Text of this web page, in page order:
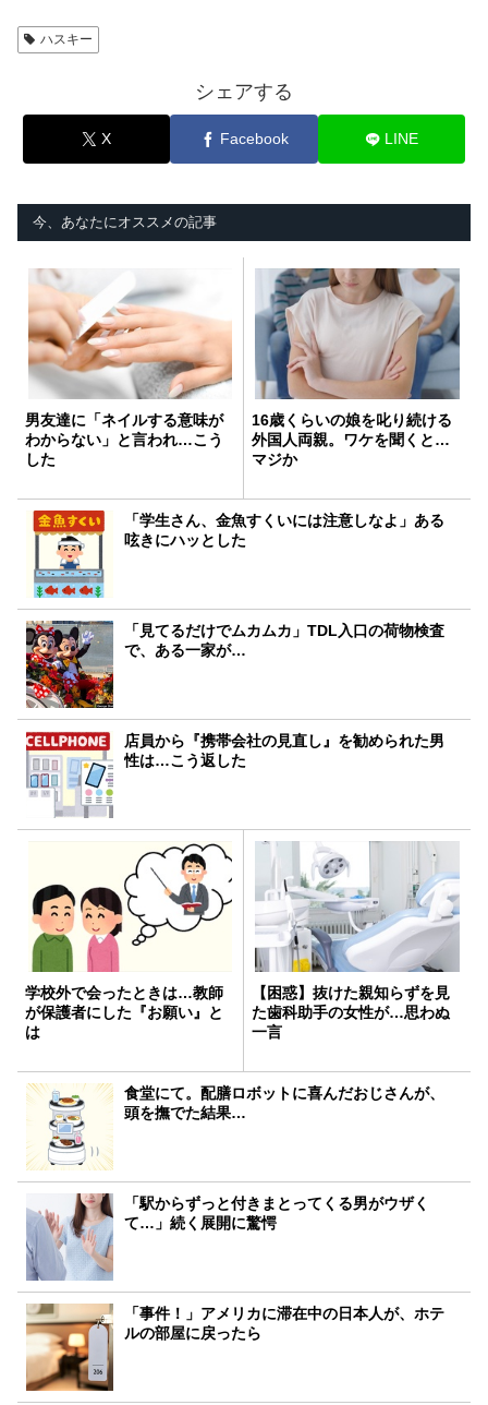
ハスキー
シェアする
X Facebook LINE
今、あなたにオススメの記事
男友達に「ネイルする意味が
わからない」と言われ…こう
した
16歳くらいの娘を叱り続ける
外国人両親。ワケを聞くと…
マジか
「学生さん、金魚すくいには注意しなよ」ある
呟きにハッとした
「見てるだけでムカムカ」TDL入口の荷物検査
で、ある一家が…
店員から『携帯会社の見直し』を勧められた男
性は…こう返した
学校外で会ったときは…教師
が保護者にした『お願い』と
は
【困惑】抜けた親知らずを見
た歯科助手の女性が…思わぬ
一言
食堂にて。配膳ロボットに喜んだおじさんが、
頭を撫でた結果…
「駅からずっと付きまとってくる男がウザく
て…」続く展開に驚愕
「事件！」アメリカに滞在中の日本人が、ホテ
ルの部屋に戻ったら